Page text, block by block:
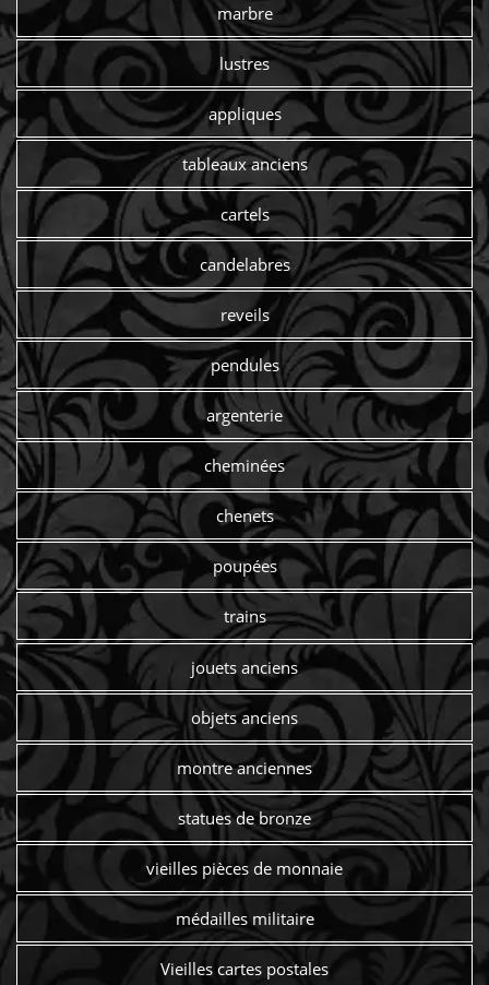
marbre
lustres
appliques
tableaux anciens
cartels
candelabres
reveils
pendules
argenterie
cheminées
chenets
poupées
trains
jouets anciens
objets anciens
montre anciennes
statues de bronze
vieilles pièces de monnaie
médailles militaire
Vieilles cartes postales